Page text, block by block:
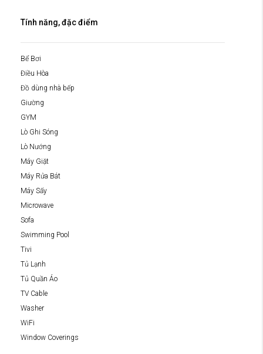
Tính năng, đặc điểm
Bể Bơi
Điều Hòa
Đồ dùng nhà bếp
Giường
GYM
Lò Ghi Sóng
Lò Nướng
Máy Giặt
Máy Rửa Bát
Máy Sấy
Microwave
Sofa
Swimming Pool
Tivi
Tủ Lạnh
Tủ Quần Áo
TV Cable
Washer
WiFi
Window Coverings